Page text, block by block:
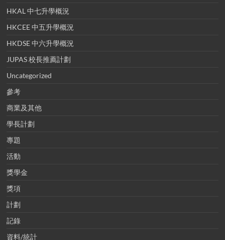
HKAL 中七升學概況
HKCEE 中五升學概況
HKDSE 中六升學概況
JUPAS 校長推薦計劃
Uncategorized
參考
商業及其他
學長計劃
專題
活動
獎學金
獎項
計劃
記錄
資料/統計